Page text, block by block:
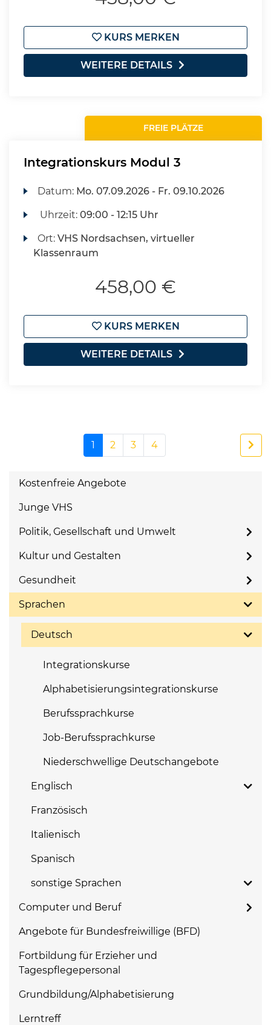
KURS MERKEN
WEITERE DETAILS
FREIE PLÄTZE
Integrationskurs Modul 3
Datum: Mo. 07.09.2026 - Fr. 09.10.2026
Uhrzeit:09:00 - 12:15 Uhr
Ort:VHS Nordsachsen, virtueller
Klassenraum
458,00 €
KURS MERKEN
WEITERE DETAILS
1 2 3 4
Kostenfreie Angebote
Junge VHS
Politik, Gesellschaft und Umwelt
Kultur und Gestalten
Gesundheit
Sprachen
Deutsch
Integrationskurse
Alphabetisierungsintegrationskurse
Berufssprachkurse
Job-Berufssprachkurse
Niederschwellige Deutschangebote
Englisch
Französisch
Italienisch
Spanisch
sonstige Sprachen
Computer und Beruf
Angebote für Bundesfreiwillige (BFD)
Fortbildung für Erzieher und
Tagespflegepersonal
Grundbildung/Alphabetisierung
Lerntreff